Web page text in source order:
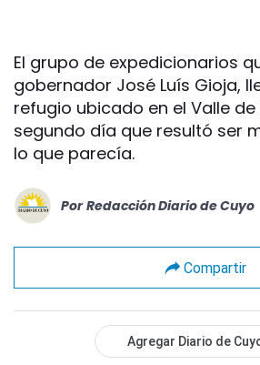
El grupo de expedicionarios
gobernador José Luís Gioja,
refugio ubicado en el Valle de
segundo día que resultó ser
lo que parecía.
Por Redacción Diario de Cuyo
Compartir
Agregar Diario de